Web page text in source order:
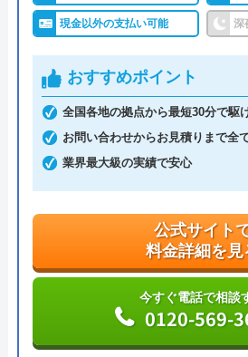
「Webを見た」と申告すると、
なります。
支払い方法にコンビニ後払いも
費で手持ちがなくても修理が可
レジットカード払いや楽天ペイ
良い方法で支払えます。
公式サイト
料金詳細を見
今すぐ電話で相談
0120-742-
現金以外の支払い可能 深
おすすめポイント
全国各地の拠点から最短30分で駆
お問い合わせからお見積りまで全
業界最大級の実績で安心
公式サイト
料金詳細を見
今すぐ電話で相談
0120-569-